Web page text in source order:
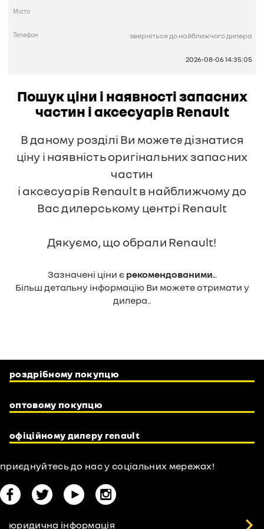
зверніться до найближчого дилера
2026-08-06 14:35:05
Пошук ціни і наявності запасних
частин і аксесуарів Renault
В даному розділі Ви можете дізнатися
ціну і наявність оригінальних запасних
частин
і аксесуарів Renault в найближчому до
Вас дилерському центрі Renault
Дякуємо, що обрали Renault!
Зазначені ціни є рекомендованими..
Більш детальну інформацію Ви можете отримати у
дилера..
роздрібному покупцю
оптовому покупцю
офіційному дилеру renault
приєднуйтесь до нас у соціальних мережах!
facebook twitter youtube
юридична інформація